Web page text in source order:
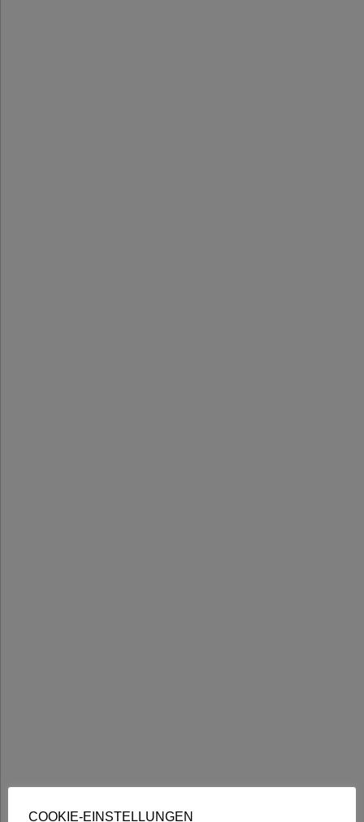
COOKIE-EINSTELLUNGEN